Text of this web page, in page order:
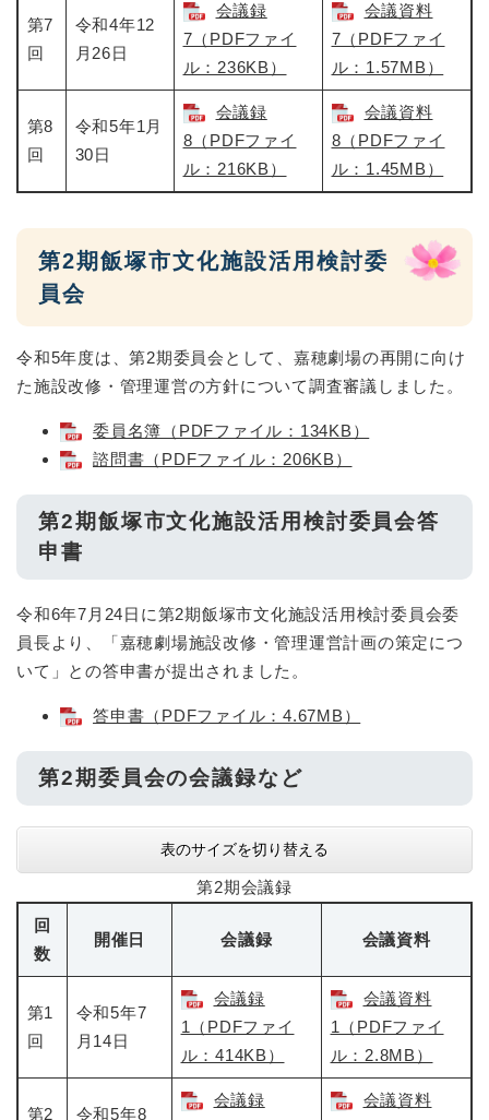
第7
回
令和4年12
月26日
会議録
7（PDFファイ
ル：236KB）
会議資料
7（PDFファイ
ル：1.57MB）
第8
回
令和5年1月
30日
会議録
8（PDFファイ
ル：216KB）
会議資料
8（PDFファイ
ル：1.45MB）
第2期飯塚市文化施設活用検討委
員会
令和5年度は、第2期委員会として、嘉穂劇場の再開に向け
た施設改修・管理運営の方針について調査審議しました。
委員名簿（PDFファイル：134KB）
諮問書（PDFファイル：206KB）
第2期飯塚市文化施設活用検討委員会答
申書
令和6年7月24日に第2期飯塚市文化施設活用検討委員会委
員長より、「嘉穂劇場施設改修・管理運営計画の策定につ
いて」との答申書が提出されました。
答申書（PDFファイル：4.67MB）
第2期委員会の会議録など
表のサイズを切り替える
第2期会議録
回
数
開催日 会議録 会議資料
第1
回
令和5年7
月14日
会議録
1（PDFファイ
ル：414KB）
会議資料
1（PDFファイ
ル：2.8MB）
第2 令和5年8
会議録
会議資料